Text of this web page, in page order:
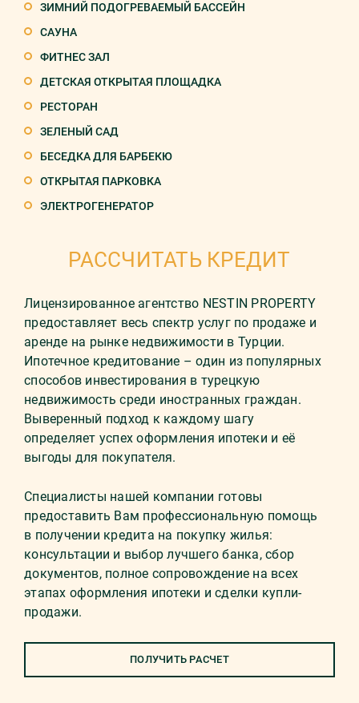
ЗИМНИЙ ПОДОГРЕВАЕМЫЙ БАССЕЙН
САУНА
ФИТНЕС ЗАЛ
ДЕТСКАЯ ОТКРЫТАЯ ПЛОЩАДКА
РЕСТОРАН
ЗЕЛЕНЫЙ САД
БЕСЕДКА ДЛЯ БАРБЕКЮ
ОТКРЫТАЯ ПАРКОВКА
ЭЛЕКТРОГЕНЕРАТОР
РАССЧИТАТЬ КРЕДИТ
Лицензированное агентство NESTIN PROPERTY
предоставляет весь спектр услуг по продаже и
аренде на рынке недвижимости в Турции.
Ипотечное кредитование – один из популярных
способов инвестирования в турецкую
недвижимость среди иностранных граждан.
Выверенный подход к каждому шагу
определяет успех оформления ипотеки и её
выгоды для покупателя.
Специалисты нашей компании готовы
предоставить Вам профессиональную помощь
в получении кредита на покупку жилья:
консультации и выбор лучшего банка, сбор
документов, полное сопровождение на всех
этапах оформления ипотеки и сделки купли-
продажи.
ПОЛУЧИТЬ РАСЧЕТ